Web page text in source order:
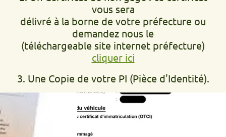
vous sera
délivré à la borne de votre préfecture ou
demandez nous le
(téléchargeable site internet préfecture)
cliquer ici
3. Une Copie de votre PI (Pièce d'Identité).